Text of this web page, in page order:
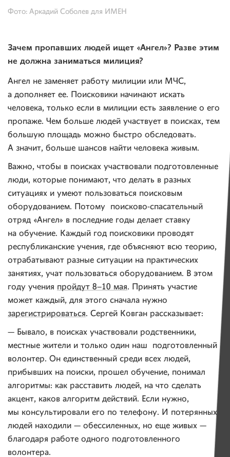
Фото: Аркадий Соболев для ИМЕН
Зачем пропавших людей ищет «Ангел»? Разве этим
не должна заниматься милиция?
Ангел не заменяет работу милиции или МЧС,
а дополняет ее. Поисковики начинают искать
человека, только если в милиции есть заявление о его
пропаже. Чем больше людей участвует в поисках, тем
большую площадь можно быстро обследовать.
А значит, больше шансов найти человека живым.
Важно, чтобы в поисках участвовали подготовленные
люди, которые понимают, что делать в разных
ситуациях и умеют пользоваться поисковым
оборудованием. Потому поисково-спасательный
отряд «Ангел» в последние годы делает ставку
на обучение. Каждый год поисковики проводят
республиканские учения, где объясняют всю теорию,
отрабатывают разные ситуации на практических
занятиях, учат пользоваться оборудованием. В этом
году учения пройдут 8–10 мая. Принять участие
может каждый, для этого сначала нужно
зарегистрироваться. Сергей Ковган рассказывает:
— Бывало, в поисках участвовали родственники,
местные жители и только один наш подготовленный
волонтер. Он единственный среди всех людей,
прибывших на поиски, прошел обучение, понимал
алгоритмы: как расставить людей, на что сделать
акцент, каков алгоритм действий. Если нужно,
мы консультировали его по телефону. И потерянных
людей находили — обессиленных, но еще живых —
благодаря работе одного подготовленного
волонтера.